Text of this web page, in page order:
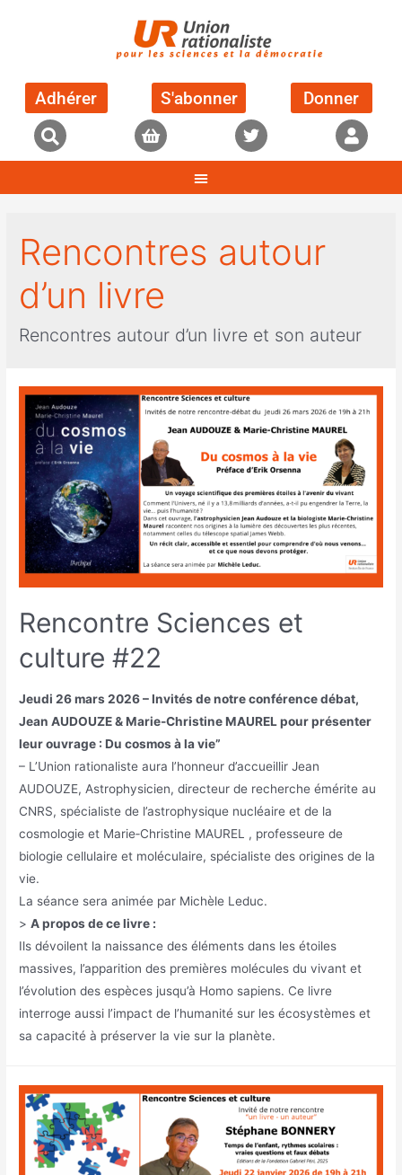
Adhérer S'abonner Donner
Rencontres autour
d’un livre
Rencontres autour d’un livre et son auteur
Rencontre Sciences et
culture #22
Jeudi 26 mars 2026 – Invités de notre conférence débat,
Jean AUDOUZE & Marie-Christine MAUREL pour présenter
leur ouvrage : Du cosmos à la vie”
– L’Union rationaliste aura l’honneur d’accueillir Jean
AUDOUZE, Astrophysicien, directeur de recherche émérite au
CNRS, spécialiste de l’astrophysique nucléaire et de la
cosmologie et Marie‑Christine MAUREL , professeure de
biologie cellulaire et moléculaire, spécialiste des origines de la
vie.
La séance sera animée par Michèle Leduc.
>A propos de ce livre :
Ils dévoilent la naissance des éléments dans les étoiles
massives, l’apparition des premières molécules du vivant et
l’évolution des espèces jusqu’à Homo sapiens. Ce livre
interroge aussi l’impact de l’humanité sur les écosystèmes et
sa capacité à préserver la vie sur la planète.